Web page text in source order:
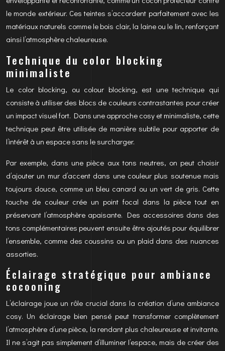
le monde extérieur. Ces teintes s’accordent parfaitement avec les
matériaux naturels comme le bois clair, la laine ou le lin, renforçant
ainsi l’atmosphère chaleureuse.
Technique du color blocking
minimaliste
Le color blocking, ou colour blocking, est une technique qui
consiste à utiliser des blocs de couleurs contrastantes pour créer
un impact visuel fort. Dans une approche cosy et minimaliste, cette
technique peut être utilisée de manière subtile pour apporter de
l’intérêt à un espace sans le surcharger.
Par exemple, dans une pièce aux tons neutres, on peut choisir
d’ajouter un mur d’accent dans une couleur plus soutenue mais
toujours douce, comme un bleu canard ou un vert de gris. Cette
touche de couleur crée un point focal dans la pièce tout en
préservant l’atmosphère apaisante. Des accessoires dans des
tons complémentaires peuvent ensuite être ajoutés pour équilibrer
l’ensemble, comme des coussins ou un plaid dans des nuances
assorties.
Éclairage stratégique pour ambiance
cocooning
L’éclairage joue un rôle crucial dans la création d’une ambiance
cosy. Un éclairage bien pensé peut transformer complètement
l’atmosphère d’une pièce, la rendant plus chaleureuse et invitante.
Il ne s’agit pas simplement d’illuminer l’espace, mais de créer des